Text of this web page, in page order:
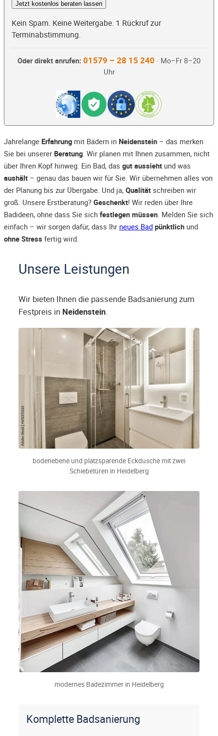
Jetzt kostenlos beraten lassen
Kein Spam. Keine Weitergabe. 1 Rückruf zur
Terminabstimmung.
Oder direkt anrufen: 01579 – 28 15 240 · Mo–Fr 8–20
Uhr
Jahrelange Erfahrung mit Bädern in Neidenstein – das merken
Sie bei unserer Beratung. Wir planen mit Ihnen zusammen, nicht
über Ihren Kopf hinweg. Ein Bad, das gut aussieht und was
aushält – genau das bauen wir für Sie. Wir übernehmen alles von
der Planung bis zur Übergabe. Und ja, Qualität schreiben wir
groß. Unsere Erstberatung? Geschenkt! Wir reden über Ihre
Badideen, ohne dass Sie sich festlegen müssen. Melden Sie sich
einfach – wir sorgen dafür, dass Ihr neues Bad pünktlich und
ohne Stress fertig wird.
Unsere Leistungen
Wir bieten Ihnen die passende Badsanierung zum
Festpreis in Neidenstein.
bodenebene und platzsparende Eckdusche mit zwei
Schiebetüren in Heidelberg
modernes Badezimmer in Heidelberg
Komplette Badsanierung